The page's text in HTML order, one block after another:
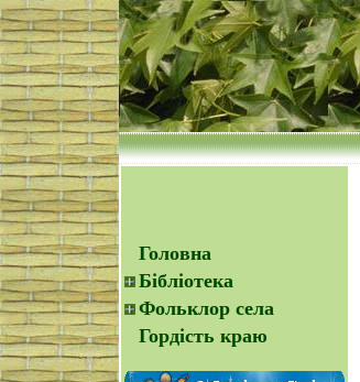
Головна
Бібліотека
Фольклор села
Гордість краю